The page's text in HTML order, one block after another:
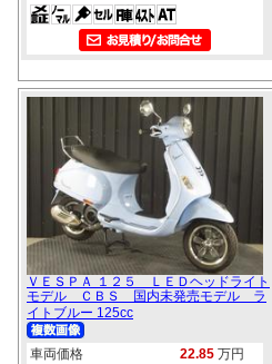
ＶＥＳＰＡ １２５ ＬＥＤヘッドライト
モデル ＣＢＳ 国内未発売モデル ラ
イトブルー 125cc
車両価格 22.85 万円